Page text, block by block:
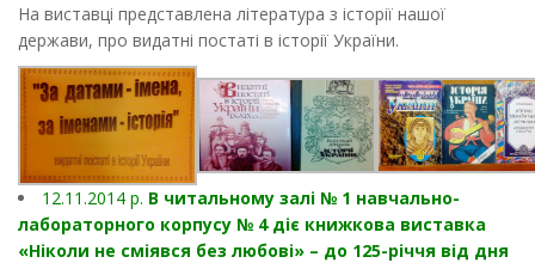
На виставці представлена література з історії нашої
держави, про видатні постаті в історії України.
12.11.2014 р. В читальному залі № 1 навчально-
лабораторного корпусу № 4 діє книжкова виставка
«Ніколи не сміявся без любові» – до 125-річчя від дня